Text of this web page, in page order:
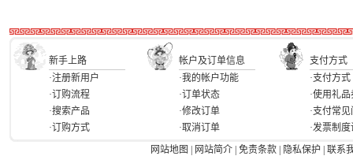
新手上路 帐户及订单信息
支付方式
·注册新用户
·订购流程
·搜索产品
·订购方式
·我的帐户功能
·订单状态
·修改订单
·取消订单
·支付方式
·使用礼品
·支付常
·发票制
网站地图
网站简介 免责条款 隐私保护
联系